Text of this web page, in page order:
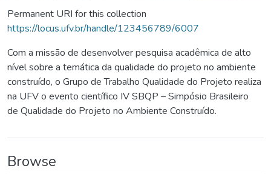
Permanent URI for this collection
https://locus.ufv.br/handle/123456789/6007
Com a missão de desenvolver pesquisa acadêmica de alto
nível sobre a temática da qualidade do projeto no ambiente
construído, o Grupo de Trabalho Qualidade do Projeto realiza
na UFV o evento científico IV SBQP – Simpósio Brasileiro
de Qualidade do Projeto no Ambiente Construído.
Browse